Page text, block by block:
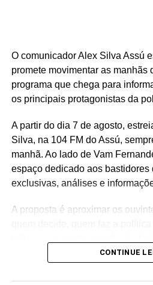
saúde, infraestrutura, educação,
longo do mandato, Rafael
municípios de todas as regiões
consolidando uma atuação
continuam gerando benefícios
O comunicador Alex Silva Assú
promete movimentar as manhãs
programa que chega para
os principais protagonistas da
A partir do dia 7 de agosto,
Silva, na 104 FM do Assú,
manhã. Ao lado de Vam
espaço dedicado aos bastidores
exclusivas, análises e
A proposta é aproximar os
🎙️ O rádio ganha um novo
CONTINUE